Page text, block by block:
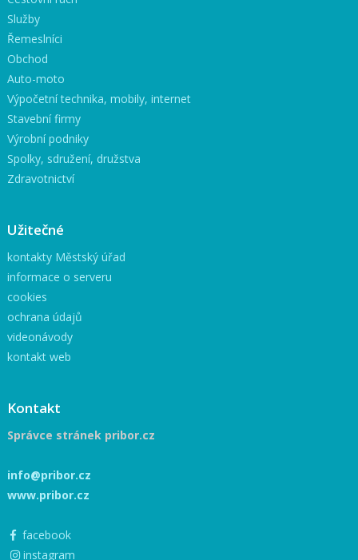
Služby
Řemeslníci
Obchod
Auto-moto
Výpočetní technika, mobily, internet
Stavební firmy
Výrobní podniky
Spolky, sdružení, družstva
Zdravotnictví
Užitečné
kontakty Městský úřad
informace o serveru
cookies
ochrana údajů
videonávody
kontakt web
Kontakt
Správce stránek pribor.cz
info@pribor.cz
www.pribor.cz
facebook
instagram